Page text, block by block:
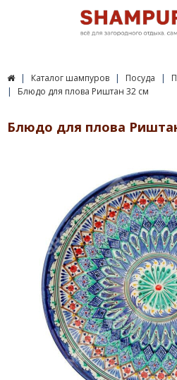
Каталог шампуров Посуда
Блюдо для плова Риштан 32 см
Блюдо для плова